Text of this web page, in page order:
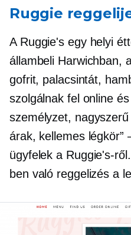
Ruggie
A Ruggie's egy helyi
állambeli Harwichban,
gofrit, palacsintát,
szolgálnak fel online
személyzet,
árak, kellemes légkör”
ügyfelek a Ruggie's-
ben való reggelizés a